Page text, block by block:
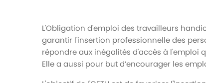
L'Obligation d'emploi des travailleurs
garantir l'insertion professionnelle des
répondre aux inégalités d'accès à l'emploi
Elle a aussi pour but d’encourager les